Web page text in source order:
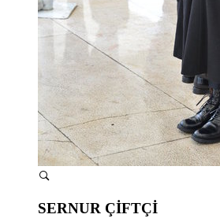
SERNUR ÇİFTÇİ